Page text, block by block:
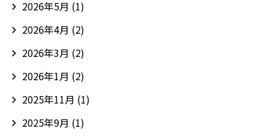
2026年5月 (1)
2026年4月 (2)
2026年3月 (2)
2026年1月 (2)
2025年11月 (1)
2025年9月 (1)